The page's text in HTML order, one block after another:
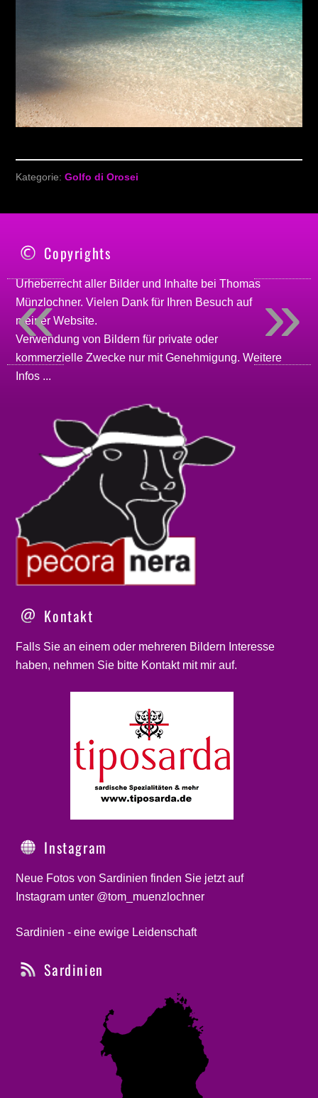
Kategorie:Golfo di Orosei
Copyrights
Urheberrecht aller Bilder und Inhalte beiThomas
Münzlochner. Vielen Dank für Ihren Besuch auf
meinerWebsite.
Verwendung von Bildern für private oder
kommerzielle Zwecke nur mit Genehmigung.Weitere
Infos ...
Kontakt
Falls Sie an einem oder mehreren Bildern Interesse
haben, nehmen Sie bitte Kontaktmit mir auf.
Instagram
Neue Fotos von Sardinien finden Sie jetzt auf
Instagram unter @tom_muenzlochner
Sardinien - eine ewige Leidenschaft
Sardinien
»
«